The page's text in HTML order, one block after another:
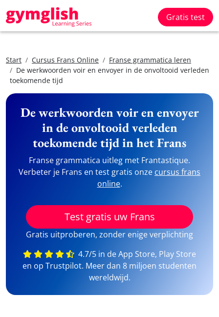
Gratis test
Start Cursus Frans Online
Franse grammatica leren
De werkwoorden voir en envoyer in de onvoltooid verleden
toekomende tijd
De werkwoorden voir en envoyer
in de onvoltooid verleden
toekomende tijd in het Frans
Franse grammatica uitleg met Frantastique.
Verbeter je Frans en test gratis onze cursus frans
online.
Test gratis uw Frans
Gratis uitproberen, zonder enige verplichting
4.7/5 in de App Store, Play Store
en op Trustpilot. Meer dan 8 miljoen studenten
wereldwijd.